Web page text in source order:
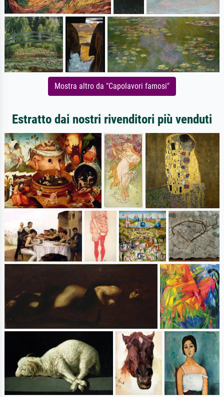
Mostra altro da "Capolavori famosi"
Estratto dai nostri rivenditori più venduti